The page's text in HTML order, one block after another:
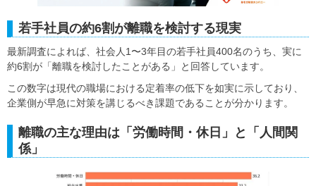
若手社員の約6割が離職を検討する現実
最新調査によれば、社会人1〜3年目の若手社員400名のうち、実に
約6割が「離職を検討したことがある」と回答しています。
この数字は現代の職場における定着率の低下を如実に示しており、
企業側が早急に対策を講じるべき課題であることが分かります。
離職の主な理由は「労働時間・休日」と「人間関
係」